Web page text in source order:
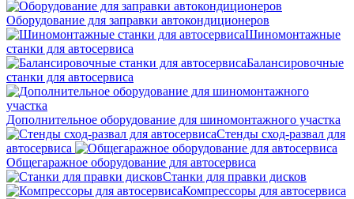
Оборудование для заправки автокондиционеров
Шиномонтажные
станки для автосервиса
Балансировочные
станки для автосервиса
Дополнительное оборудование для шиномонтажного участка
Стенды сход-развал для
автосервиса
Общегаражное оборудование для автосервиса
Станки для правки дисков
Компрессоры для автосервиса